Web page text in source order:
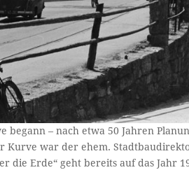
begann – nach etwa 50 Jahren
Kurve war der ehem.
die Erde“ geht bereits auf das Jahr